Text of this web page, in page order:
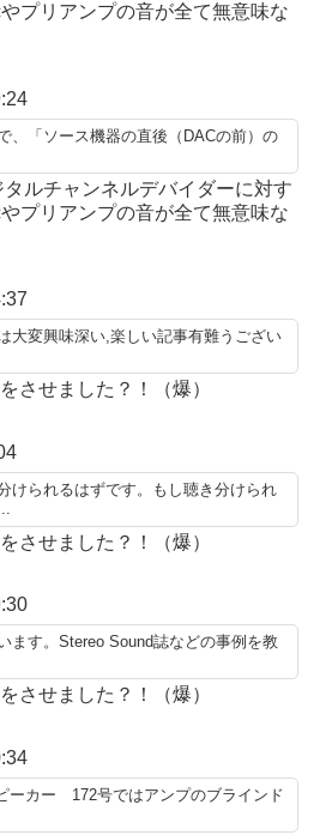
プリアンプの音が全て無意味な
、「ソース機器の直後（DACの前）の
ルチャンネルデバイダーに対す
プリアンプの音が全て無意味な
大変興味深い,楽しい記事有難うござい
させました？！（爆）
けられるはずです。もし聴き分けられ
させました？！（爆）
ます。Stereo Sound誌などの事例を教
させました？！（爆）
ーカー 172号ではアンプのブラインド